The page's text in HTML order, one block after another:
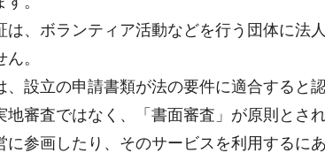
、ボランティア活動などを行う団体に法
。
設立の申請書類が法の要件に適合すると
審査ではなく、「書面審査」が原則とされ
参画したり、そのサービスを利用するに